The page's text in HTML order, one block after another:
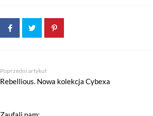
Poprzedni artykuł
Rebellious. Nowa kolekcja Cybexa